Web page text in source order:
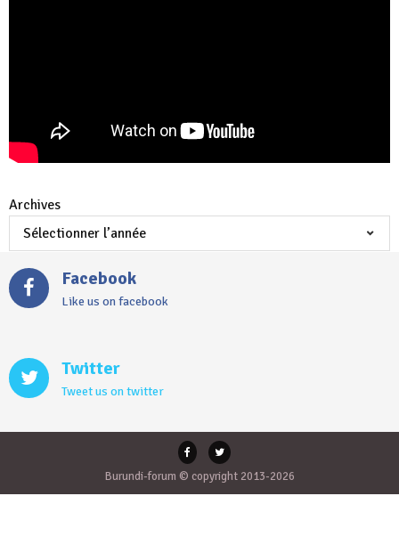
Archives
Facebook
Like us on facebook
Twitter
Tweet us on twitter
Burundi-forum © copyright 2013-2026